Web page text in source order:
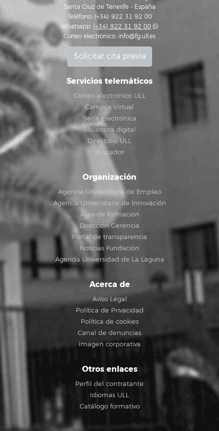
Santa Cruz de Tenerife - España
Teléfono: (+34) 922 31 92 00
Whatsapp: (+34) 922 31 92 00
Correo electrónico: info@fg.ull.es
Solicitar cita previa
Servicios telemáticos
Correo electrónico ULL
Campus Virtual
Sede electrónica
Biblioteca digital
Directorio ULL
Buscador
Organización
Agencia Universitaria de Empleo
Agencia Universitaria de Innovación
Área de formación
Dirección Gerencia
Portal de transparencia
Noticias Fundación
Agenda Universidad de La Laguna
Acerca de
Aviso Legal
Política de Privacidad
Política de cookies
Canal de denuncias
Imagen corporativa
Otros enlaces
Perfil del contratante
Idiomas ULL
Catálogo formativo